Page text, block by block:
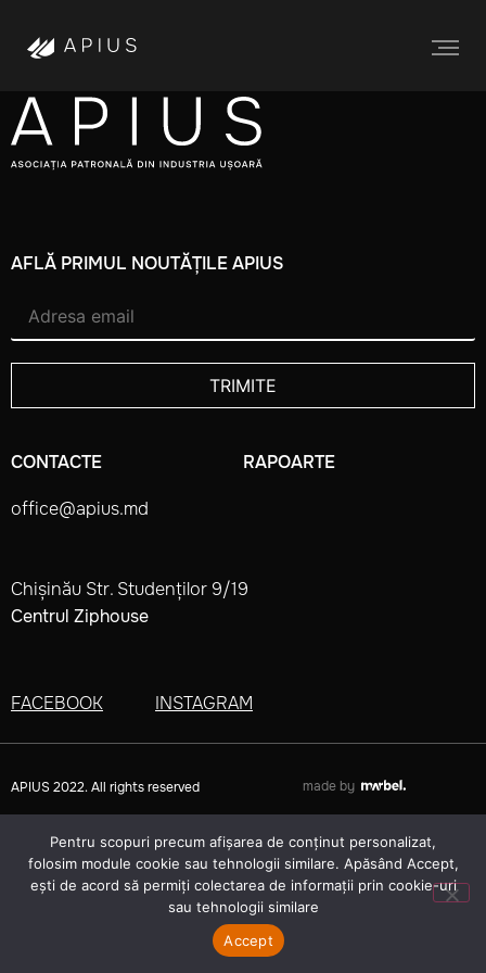
CONTACTE
office@apius.md
RAPOARTE
Chișinău Str. Studenților 9/19
Centrul Ziphouse
FACEBOOK INSTAGRAM
AFLĂ PRIMUL NOUTĂȚILE APIUS
APIUS 2022. All rights reserved made by
Pentru scopuri precum afișarea de conținut personalizat,
folosim module cookie sau tehnologii similare. Apăsând Accept,
ești de acord să permiți colectarea de informații prin cookie-uri
sau tehnologii similare
Accept